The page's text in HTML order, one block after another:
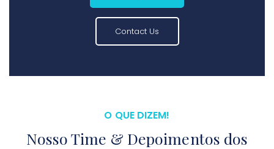
Contact Us
O QUE DIZEM!
Nosso Time & Depoimentos dos